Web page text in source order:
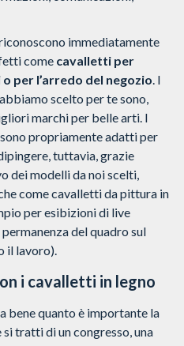
immediatamente
come cavalletti per
per l’arredo del negozio. I
scelto per te sono,
marchi per belle arti. I
propriamente adatti per
tuttavia, grazie
dei modelli da noi scelti,
come cavalletti da pittura in
per esibizioni di live
del quadro sul
il lavoro).
i cavalletti in legno
bene quanto è importante la
tratti di un congresso, una